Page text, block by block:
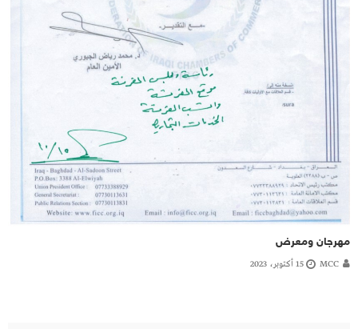
مهرجان ومعرض
MCC 15 أكتوبر، 2023